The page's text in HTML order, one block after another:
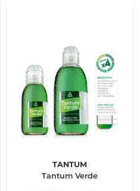
TANTUM
Tantum Verde